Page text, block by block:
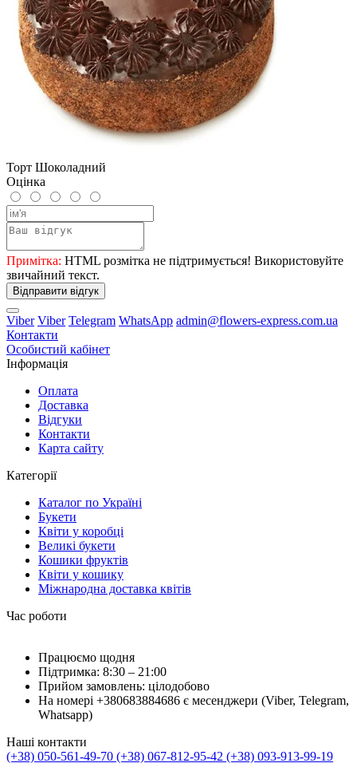
Торт Шоколадний
Оцінка
Примітка: HTML розмітка не підтримується! Використовуйте
звичайний текст.
Відправити відгук
Viber Viber Telegram WhatsApp admin@flowers-express.com.ua
Контакти
Особистий кабінет
Інформація
Оплата
Доставка
Відгуки
Контакти
Карта сайту
Категорії
Каталог по Україні
Букети
Квіти у коробці
Великі букети
Кошики фруктів
Квіти у кошику
Міжнародна доставка квітів
Час роботи
Працюємо щодня
Підтримка: 8:30 – 21:00
Прийом замовлень: цілодобово
На номері +380683884686 є месенджери (Viber, Telegram,
Whatsapp)
Наші контакти
(+38) 050-561-49-70 (+38) 067-812-95-42 (+38) 093-913-99-19